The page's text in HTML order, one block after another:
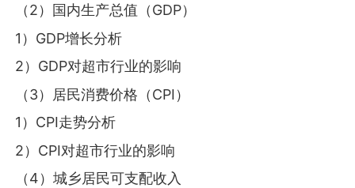
（2）国内生产总值（GDP）
1）GDP增长分析
2）GDP对超市行业的影响
（3）居民消费价格（CPI）
1）CPI走势分析
2）CPI对超市行业的影响
（4）城乡居民可支配收入